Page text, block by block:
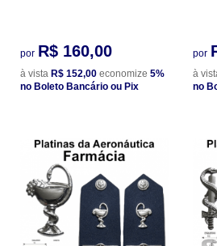
por R$ 160,00
à vista R$ 152,00 economize 5%
no Boleto Bancário ou Pix
por
à
no